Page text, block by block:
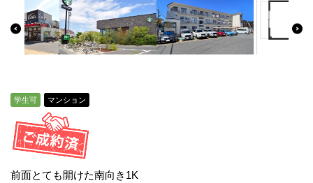
学生可 マンション
前面とても開けた南向き1K